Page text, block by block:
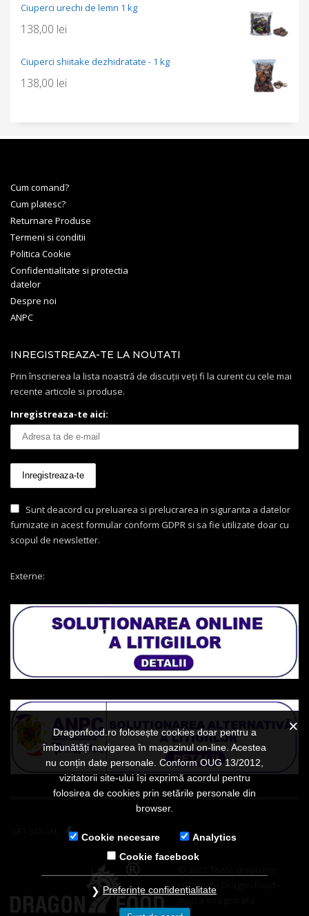
Ciuperci urechi de lemn 1 kg
138,00 lei
Ciuperci shiitake dezhidratate - 1 kg
138,00 lei
Cum comand?
Cum platesc?
Returnare Produse
Termeni si conditii
Politica Cookie
Confidentialitate si protectia
datelor
Despre noi
ANPC
INREGISTREAZA-TE LA NOUTATI
Prin înscrierea la lista noastră de discuții veți fi la curent cu cele mai
recente articole si produse.
Inregistreaza-te aici:
Sunt deacord cu preluarea si prelucrarea in siguranta a datelor
furnizate in acest formular conform GDPR si sa fie utilizate doar cu
scopul de newsletter.
Externe:
rezervate Dragon Food -
Dragonfood.ro folosește cookies doar pentru a
îmbunătăți navigarea în magazinul on-line. Acestea
nu conțin date personale. Conform OUG 13/2012,
vizitatorii site-ului își exprimă acordul pentru
folosirea de cookies prin setările personale din
browser.
Cookie necesare
Analytics
Cookie facebook
Preferințe confidențialitate